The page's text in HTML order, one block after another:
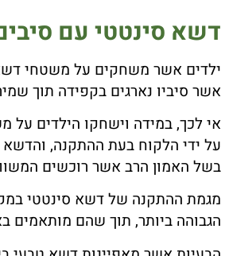
דשא סינטטי עם
ילדים אשר משחקים על משטחי
אשר סיביו נארגים בקפידה תוך
אי לכך, במידה וישחקו הילדים על
על ידי הלקוח בעת ההתקנה, והדשא
בשל האמון הרב אשר רוכשים
מגמת ההתקנה של דשא סינטטי
הגבוהה ביותר, תוך שהם מותאמים